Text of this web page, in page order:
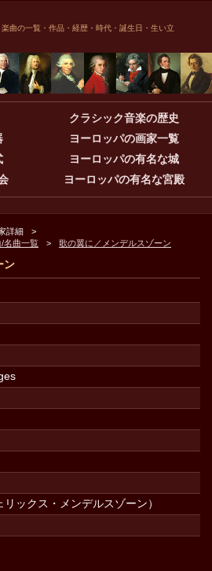
曲の一覧・作品・経歴・時代・誕生日・生い立
クラシック音楽の歴史
ヨーロッパの画家一覧
ヨーロッパの有名な城
ヨーロッパの有名な宮殿
詳細
/名曲一覧
歌の翼に／メンデルスゾーン
ン
リックス・メンデルスゾーン）